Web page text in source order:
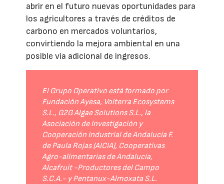
abrir en el futuro nuevas oportunidades para
los agricultores a través de créditos de
carbono en mercados voluntarios,
convirtiendo la mejora ambiental en una
posible vía adicional de ingresos.
El Grupo Operativo está formado por
Fundación Ayesa, Volterra Ecosystems
S.L., G2G Algae Solutions S.L., la
Asociación de Investigación y
Cooperación Industrial de Andalucía F.
de Paula Rojas (AICIA), Cooperativas
Agro-alimentarias de Andalucía,
Alcafruit -Productores del Campo
S.C.A.- y Pentanux-Almoxata S.L.